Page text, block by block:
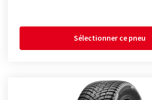
Sélectionner ce pneu